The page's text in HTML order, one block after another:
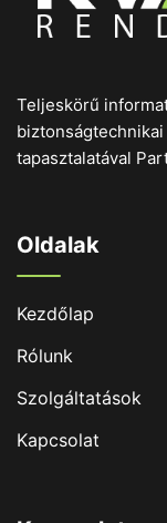
Teljeskörű
tapasztalatával
Oldalak
Kezdőlap
Rólunk
Szolgáltatások
Kapcsolat